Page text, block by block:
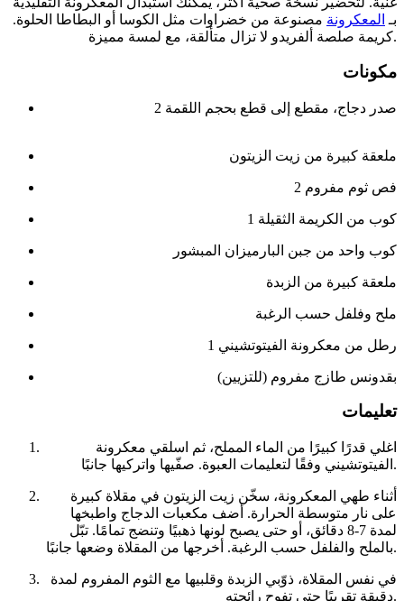
بـ المعكرونة مصنوعة من خضراوات مثل الكوسا أو البطاطا الحلوة.
كريمة صلصة ألفريدو لا تزال متألقة، مع لمسة مميزة.
مكونات
2 صدر دجاج، مقطع إلى قطع بحجم اللقمة
ملعقة كبيرة من زيت الزيتون
2 فص ثوم مفروم
1 كوب من الكريمة الثقيلة
كوب واحد من جبن البارميزان المبشور
ملعقة كبيرة من الزبدة
ملح وفلفل حسب الرغبة
1 رطل من معكرونة الفيتوتشيني
بقدونس طازج مفروم (للتزيين)
تعليمات
اغلي قدرًا كبيرًا من الماء المملح، ثم اسلقي معكرونة
الفيتوتشيني وفقًا لتعليمات العبوة. صفّيها واتركيها جانبًا.
أثناء طهي المعكرونة، سخّن زيت الزيتون في مقلاة كبيرة
على نار متوسطة الحرارة. أضف مكعبات الدجاج واطبخها
لمدة 7-8 دقائق، أو حتى يصبح لونها ذهبيًا وتنضج تمامًا. تبّل
بالملح والفلفل حسب الرغبة. أخرجها من المقلاة وضعها جانبًا.
في نفس المقلاة، ذوّبي الزبدة وقلبيها مع الثوم المفروم لمدة
دقيقة تقريبًا حتى تفوح رائحته.